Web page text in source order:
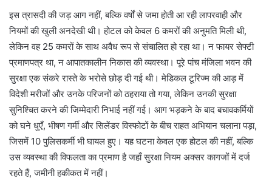
इस त्रासदी की जड़ आग नहीं, बल्कि वर्षों से जमा होती आ रही लापरवाही और
नियमों की खुली अनदेखी थी। होटल को केवल 6 कमरों की अनुमति मिली थी,
लेकिन वह 25 कमरों के साथ अवैध रूप से संचालित हो रहा था। न फायर सेफ्टी
प्रमाणपत्र था, न आपातकालीन निकास की व्यवस्था। पूरे पांच मंजिला भवन की
सुरक्षा एक संकरे रास्ते के भरोसे छोड़ दी गई थी। मेडिकल टूरिज्म की आड़ में
विदेशी मरीजों और उनके परिजनों को ठहराया तो गया, लेकिन उनकी सुरक्षा
सुनिश्चित करने की जिम्मेदारी निभाई नहीं गई। आग भड़कने के बाद बचावकर्मियों
को घने धुएँ, भीषण गर्मी और सिलेंडर विस्फोटों के बीच राहत अभियान चलाना पड़ा,
जिसमें 10 पुलिसकर्मी भी घायल हुए। यह घटना केवल एक होटल की नहीं, बल्कि
उस व्यवस्था की विफलता का प्रमाण है जहाँ सुरक्षा नियम अक्सर कागजों में दर्ज
रहते हैं, जमीनी हकीकत में नहीं।